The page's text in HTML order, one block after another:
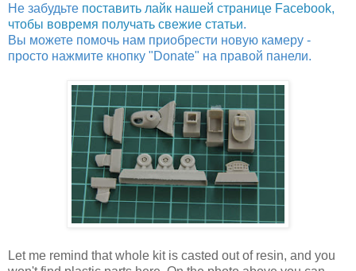
Не забудьте поставить лайк нашей странице Facebook,
чтобы вовремя получать свежие статьи.
Вы можете помочь нам приобрести новую камеру -
просто нажмите кнопку "Donate" на правой панели.
Let me remind that whole kit is casted out of resin, and you